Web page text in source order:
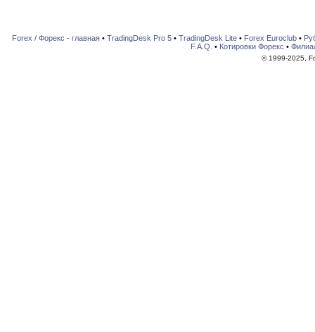
Forex / Форекс - главная• TradingDesk Pro 5• TradingDesk Lite• Forex Euroclub•
F.A.Q. • Котировки Форекс •
© 1999-2025,